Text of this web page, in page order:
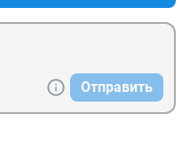
Отправить